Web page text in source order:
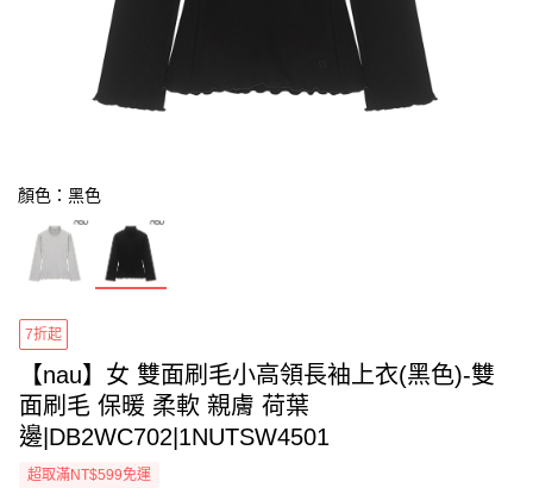
顏色：黑色
7折起
【nau】女 雙面刷毛小高領長袖上衣(黑色)-雙
面刷毛 保暖 柔軟 親膚 荷葉
邊|DB2WC702|1NUTSW4501
超取滿NT$599免運